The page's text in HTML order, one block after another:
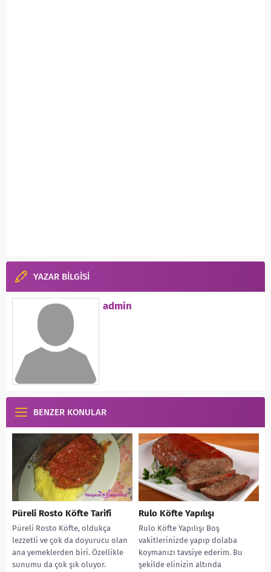
YAZAR BİLGİSİ
admin
BENZER KONULAR
Püreli Rosto Köfte Tarifi
Püreli Rosto Köfte, oldukça
lezzetli ve çok da doyurucu olan
ana yemeklerden biri. Özellikle
sunumu da çok şık oluyor.
Rulo Köfte Yapılışı
Rulo Köfte Yapılışı Boş
vakitlerinizde yapıp dolaba
koymanızı tavsiye ederim. Bu
şekilde elinizin altında